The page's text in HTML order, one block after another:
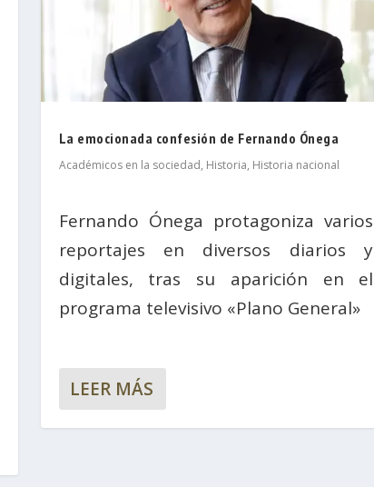
La emocionada confesión de Fernando Ónega
Académicos en la sociedad, Historia, Historia nacional
Fernando Ónega protagoniza varios
reportajes en diversos diarios y
digitales, tras su aparición en el
programa televisivo «Plano General»
LEER MÁS